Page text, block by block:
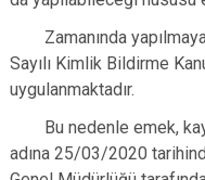
Zamanında
Sayılı Kimlik Bildirme
uygulanmaktadır.
Bu nedenle emek,
adına 25/03/2020